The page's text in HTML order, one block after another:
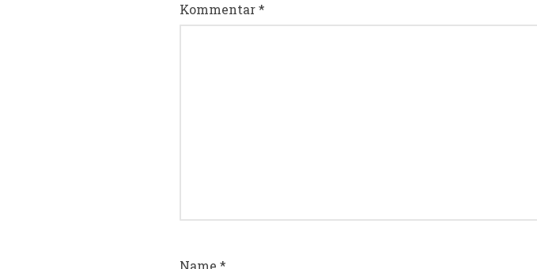
Kommentar*
Name *